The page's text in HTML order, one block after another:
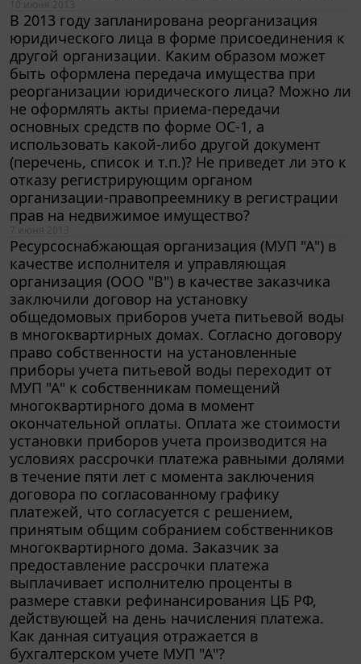
В 2013 году запланирована реорганизация
юридического лица в форме присоединения к
другой организации. Каким образом может
быть оформлена передача имущества при
реорганизации юридического лица? Можно ли
не оформлять акты приема-передачи
основных средств по форме ОС-1, а
использовать какой-либо другой документ
(перечень, список и т.п.)? Не приведет ли это к
отказу регистрирующим органом
организации-правопреемнику в регистрации
прав на недвижимое имущество?
Ресурсоснабжающая организация (МУП "А") в
качестве исполнителя и управляющая
организация (ООО "В") в качестве заказчика
заключили договор на установку
общедомовых приборов учета питьевой воды
в многоквартирных домах. Согласно договору
право собственности на установленные
приборы учета питьевой воды переходит от
МУП "А" к собственникам помещений
многоквартирного дома в момент
окончательной оплаты. Оплата же стоимости
установки приборов учета производится на
условиях рассрочки платежа равными долями
в течение пяти лет с момента заключения
договора по согласованному графику
платежей, что согласуется с решением,
принятым общим собранием собственников
многоквартирного дома. Заказчик за
предоставление рассрочки платежа
выплачивает исполнителю проценты в
размере ставки рефинансирования ЦБ РФ,
действующей на день начисления платежа.
Как данная ситуация отражается в
бухгалтерском учете МУП "А"?